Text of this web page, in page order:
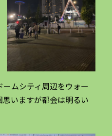
ムシティ周辺をウォー
いますが都会は明るい